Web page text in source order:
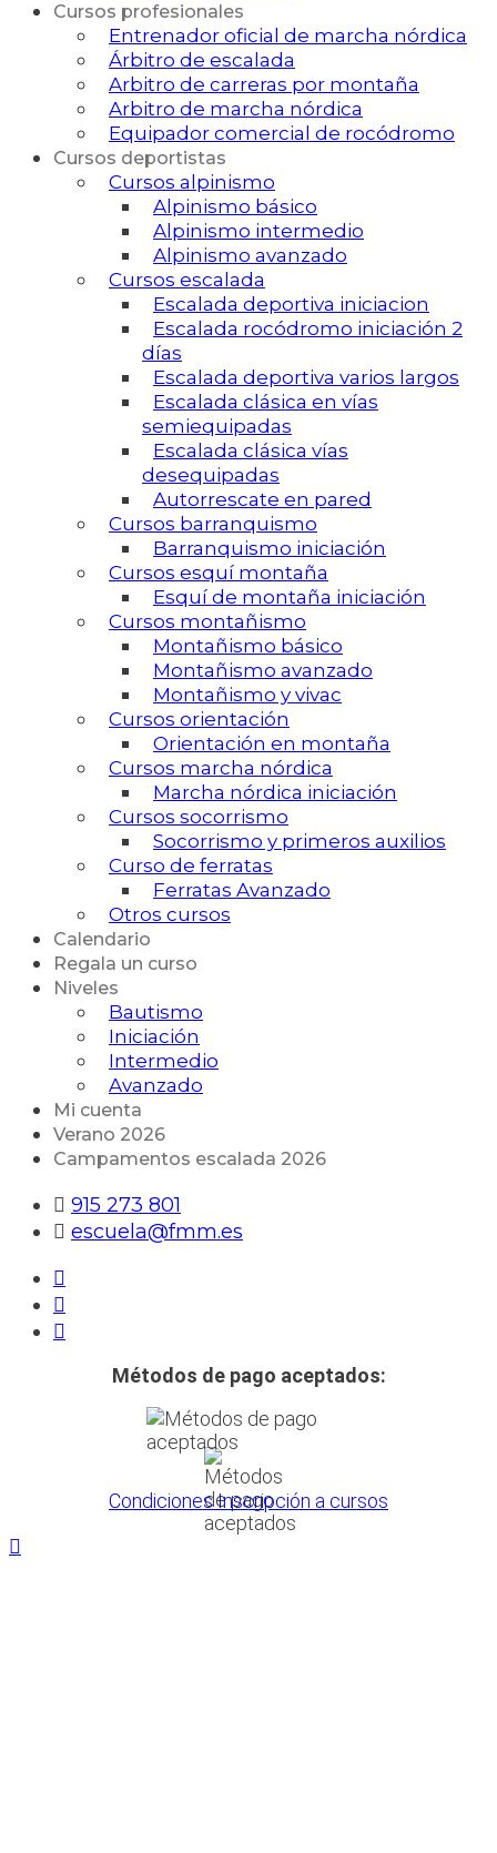
Cursos profesionales
Entrenador oficial de marcha nórdica
Árbitro de escalada
Arbitro de carreras por montaña
Arbitro de marcha nórdica
Equipador comercial de rocódromo
Cursos deportistas
Cursos alpinismo
Alpinismo básico
Alpinismo intermedio
Alpinismo avanzado
Cursos escalada
Escalada deportiva iniciacion
Escalada rocódromo iniciación 2
días
Escalada deportiva varios largos
Escalada clásica en vías
semiequipadas
Escalada clásica vías
desequipadas
Autorrescate en pared
Cursos barranquismo
Barranquismo iniciación
Cursos esquí montaña
Esquí de montaña iniciación
Cursos montañismo
Montañismo básico
Montañismo avanzado
Montañismo y vivac
Cursos orientación
Orientación en montaña
Cursos marcha nórdica
Marcha nórdica iniciación
Cursos socorrismo
Socorrismo y primeros auxilios
Curso de ferratas
Ferratas Avanzado
Otros cursos
Calendario
Regala un curso
Niveles
Bautismo
Iniciación
Intermedio
Avanzado
Mi cuenta
Verano 2026
Campamentos escalada 2026
915 273 801
escuela@fmm.es
Métodos de pago aceptados:
Condiciones Inscripción a cursos